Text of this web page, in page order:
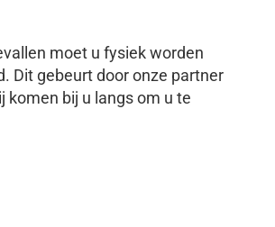
moet u fysiek worden
Dit gebeurt door onze partner
komen bij u langs om u te